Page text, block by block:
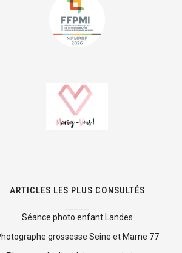
ARTICLES LES PLUS CONSULTÉS
Séance photo enfant Landes
grossesse Seine et Marne 77